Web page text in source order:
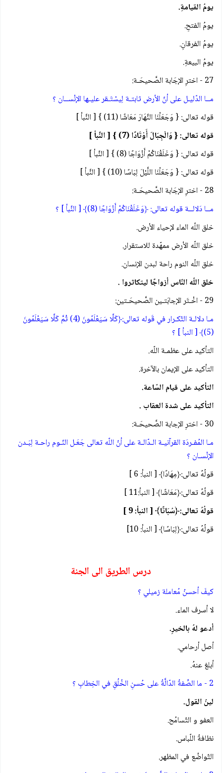
يومُ القيامةِ.
يومُ الفتحِ.
يومُ الفرقانِ.
يومُ البيعةِ.
27 - اخترِ الإجَابة الصَّحيحَـة:
مــا الدّليـل على أنّ الأرض ثابتـة لِيسْتَـقر عليـها الإنْســان ؟
قوله تعالى: { وَجَعَلْنَا النَّهَارَ مَعَاشًا (11) } [ النَّبأ ]
قوله تعالى: { وَالْجِبَالَ أَوْتَادًا (7) } [ النَّبأ ]
قوله تعالى: { وَخَلَقْنَاكُمْ أَزْوَاجًا (8) } [ النَّبأ ]
قوله تعالى: { وَجَعَلْنَا اللَّيْلَ لِبَاسًا (10) } [ النَّبأ ]
28 - اخترِ الإجَابة الصَّحيحَـة:
مــا دَلالــة قوله تعالى: ﴿وَخَلَقْنَاكُمْ أَزْوَاجًا (8)﴾ [ النَّبأ ] ؟
خلق اللّه الماء لإحياء الأرض.
خلق اللّه الأرض ممهّدة للاستقرار.
خلق اللّه النوم راحة لبدن الإنسان.
خلق اللّه النّاس أزواجًا ليتكاثروا .
29 - اخْـتَر الإجابَتـين الصَّحيحَـتين:
مـا دلالـة التّكـرار في قَوله تعالى:﴿كَلَّا سَيَعْلَمُونَ (4) ثُمَّ كَلَّا سَيَعْلَمُونَ
(5)﴾ [ النبأ ] ؟
التأكيد على عظمـة اللّه.
التأكيد على الإيمان بالآخرة.
التأكيد على قيام السّاعة.
التأكيد على شدة العقاب .
30 - اخترِ الإجابة الصَّحيحَـة:
مـا المُفـردَة القرآنيـة الـدّالـة على أنّ اللّه تعالى جَعَـل النّـوم راحـة لِبَـدن
الإنْسـان ؟
قولُهُ تعالى:﴿مِهَادًا﴾ [ النبأ: 6 ]
قولُهُ تعالى:﴿مَعَاشًا﴾ [ النبأ:11 ]
قولُهُ تعالى:﴿سُبَاتًا﴾ [ النبأ: 9 ]
قولُهُ تعالى:﴿لِبَاسًا﴾ [ النبأ: 10]
درس الطريق الى الجنة
كيفَ أحسنُ مُعاملة زميلي ؟
لا أسرف الماء.
أدعو لهُ بالخيرِ.
أصل أرحامي.
أبلغ عنهُ.
2 - ما الصِّفةُ الدّالَّةُ على حُسنِ الخُلُقِ في الخِطابِ ؟
لينُ القول.
العفو و التّسامُح.
نظافةُ اللّباس.
التّواضُع في المظهر.